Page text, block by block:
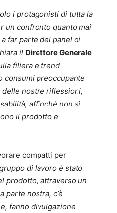
i protagonisti di tutta la
un confronto quanto mai
far parte del panel di
il Direttore Generale
filiera e trend
consumi preoccupante
delle nostre riflessioni,
affinché non si
il prodotto e
compatti per
di lavoro è stato
prodotto, attraverso un
parte nostra, c’è
fanno divulgazione